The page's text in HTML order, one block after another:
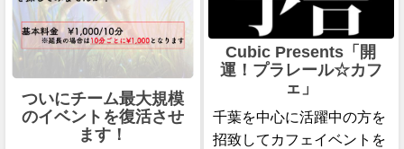
ついにチーム最大規模
のイベントを復活させ
ます！
Cubic Presents「開
運！プラレール☆カフ
ェ」
千葉を中心に活躍中の方を
招致してカフェイベントを